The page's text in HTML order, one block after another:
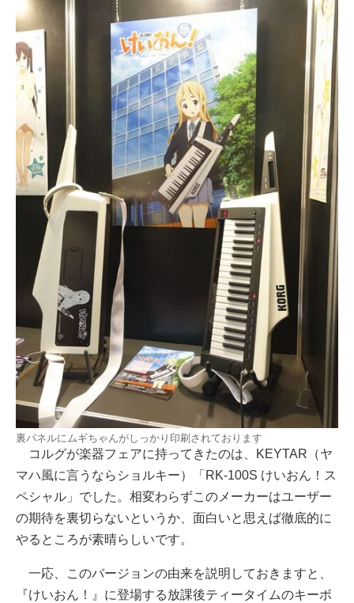
裏パネルにムギちゃんがしっかり印刷されております
コルグが楽器フェアに持ってきたのは、KEYTAR（ヤ
マハ風に言うならショルキー）「RK-100S けいおん！ス
ペシャル」でした。相変わらずこのメーカーはユーザー
の期待を裏切らないというか、面白いと思えば徹底的に
やるところが素晴らしいです。
一応、このバージョンの由来を説明しておきますと、
『けいおん！』に登場する放課後ティータイムのキーボ